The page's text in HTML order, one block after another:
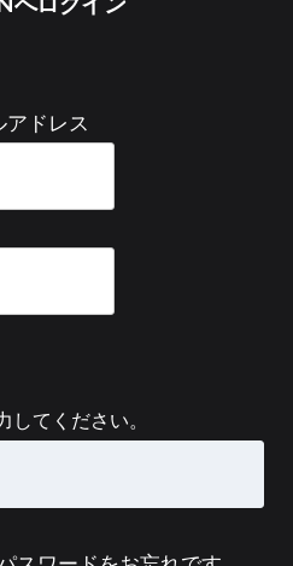
ドレス
してください。